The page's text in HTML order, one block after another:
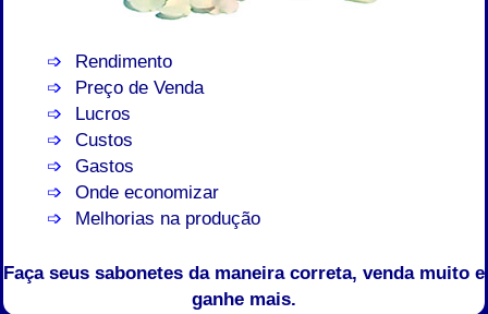
Rendimento
Preço de Venda
Lucros
Custos
Gastos
Onde economizar
Melhorias na produção
Faça seus sabonetes da maneira correta, venda muito e
ganhe mais.